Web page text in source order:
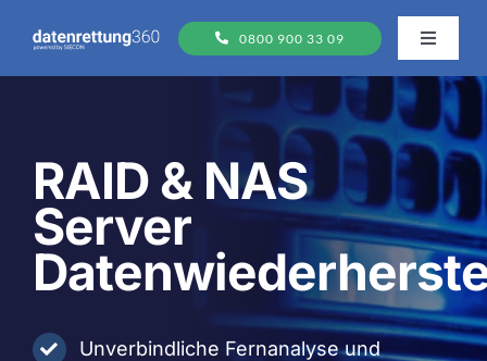
Inhalt
springen
0800 900 33 09
Toggle
FAQs
Ablauf
RAID & NAS
Server
Unverbindliche Fernanalyse und